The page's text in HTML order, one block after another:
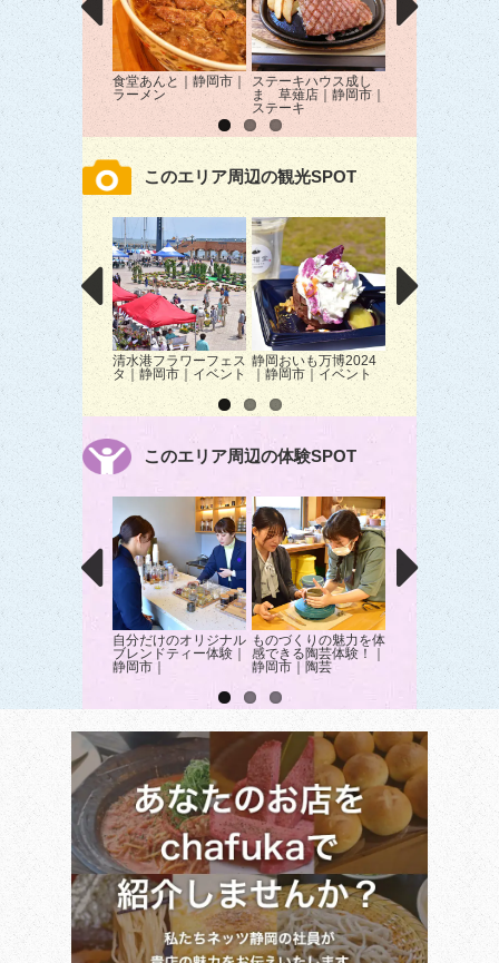
食堂あんと｜静岡市｜
ラーメン
ステーキハウス成し
ま 草薙店｜静岡市｜
ステーキ
レストラン じ
も｜静岡市｜洋食
このエリア周辺の観光SPOT
清水港フラワーフェス
タ｜静岡市｜イベント
静岡おいも万博2024
｜静岡市｜イベント
富士山清水みな
ーズ静岡市｜遊
このエリア周辺の体験SPOT
自分だけのオリジナル
ブレンドティー体験｜
静岡市｜
ものづくりの魅力を体
感できる陶芸体験！｜
静岡市｜陶芸
南米フルーツ“ジ
チカバ”摘み取り
験！｜静岡市｜
ツ狩り